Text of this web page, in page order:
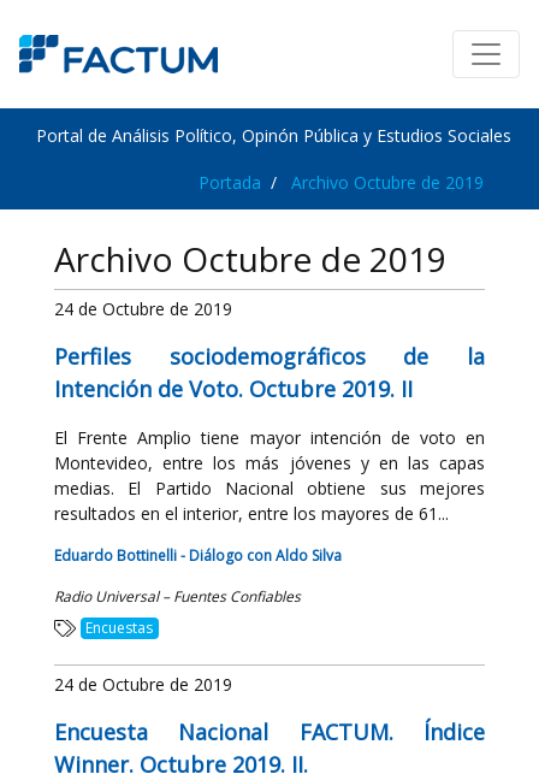
Portal de Análisis Político, Opinón Pública y Estudios Sociales
Portada Archivo Octubre de 2019
Archivo Octubre de 2019
24 de Octubre de 2019
Perfiles sociodemográficos de la
Intención de Voto. Octubre 2019. II
El Frente Amplio tiene mayor intención de voto en
Montevideo, entre los más jóvenes y en las capas
medias. El Partido Nacional obtiene sus mejores
resultados en el interior, entre los mayores de 61...
Eduardo Bottinelli - Diálogo con Aldo Silva
Radio Universal – Fuentes Confiables
Encuestas
24 de Octubre de 2019
Encuesta Nacional FACTUM. Índice
Winner. Octubre 2019. II.